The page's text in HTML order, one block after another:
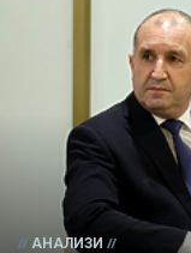
АНАЛИЗИ